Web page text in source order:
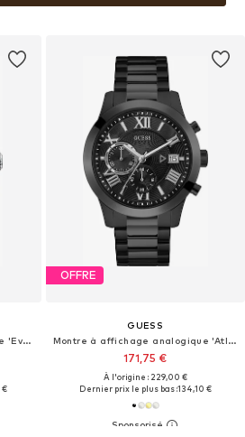
Montre à affichage analogique 'Everett'
€
OFFRE
GUESS
Montre à affichage analogique 'Atlas'
171,75 €
À l'origine : 229,00 €
Dernier prix le plus bas :134,10 €